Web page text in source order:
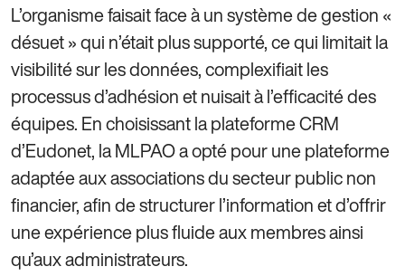
L’organisme faisait face à un système de gestion «
désuet » qui n’était plus supporté, ce qui limitait la
visibilité sur les données, complexifiait les
processus d’adhésion et nuisait à l’efficacité des
équipes. En choisissant la plateforme CRM
d’Eudonet, la MLPAO a opté pour une plateforme
adaptée aux associations du secteur public non
financier, afin de structurer l’information et d’offrir
une expérience plus fluide aux membres ainsi
qu’aux administrateurs.